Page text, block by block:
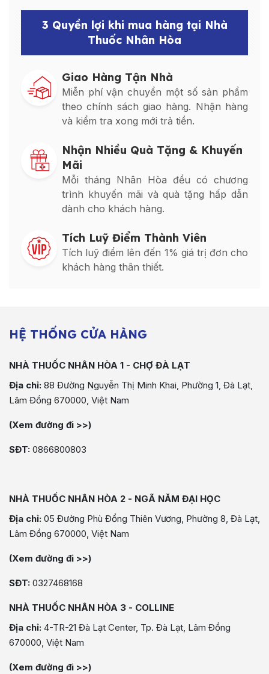
3 Quyền lợi khi mua hàng tại Nhà
Thuốc Nhân Hòa
Giao Hàng Tận Nhà
Miễn phí vận chuyển một số sản phẩm
theo chính sách giao hàng. Nhận hàng
và kiểm tra xong mới trả tiền.
Nhận Nhiều Quà Tặng & Khuyến
Mãi
Mỗi tháng Nhân Hòa đều có chương
trình khuyến mãi và quà tặng hấp dẫn
dành cho khách hàng.
Tích Luỹ Điểm Thành Viên
Tích luỹ điểm lên đến 1% giá trị đơn cho
khách hàng thân thiết.
HỆ THỐNG CỬA HÀNG
NHÀ THUỐC NHÂN HÒA 1 - CHỢ ĐÀ LẠT
Địa chỉ: 88 Đường Nguyễn Thị Minh Khai, Phường 1, Đà Lạt,
Lâm Đồng 670000, Việt Nam
(Xem đường đi >>)
SĐT: 0866800803
NHÀ THUỐC NHÂN HÒA 2 - NGÃ NĂM ĐẠI HỌC
Địa chỉ: 05 Đường Phù Đổng Thiên Vương, Phường 8, Đà Lạt,
Lâm Đồng 670000, Việt Nam
(Xem đường đi >>)
SĐT: 0327468168
NHÀ THUỐC NHÂN HÒA 3 - COLLINE
Địa chỉ: 4-TR-21 Đà Lạt Center, Tp. Đà Lạt, Lâm Đồng
670000, Việt Nam
(Xem đường đi >>)